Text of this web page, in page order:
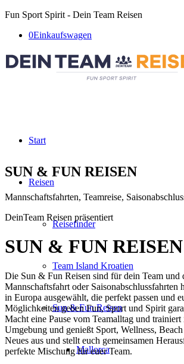
Fun Sport Spirit - Dein Team Reisen
0Einkaufswagen
Start
Reisen
Reisefinder
Team Island Kroatien
Sun & Fun Reisen
Mallorca
SUN & FUN REISEN
Mannschaftsfahrten, Teamreise,
DeinTeam Reisen präsentiert
SUN & FUN REISEN
Die Sun & Fun Reisen sind für dein Team und
Mannschaftsfahrt oder Saisonabschlussfahrten
in Europa ausgewählt, die perfekt passen und
Möglichkeiten geben Fun, Sport und Spirit
Macht eine Pause vom Teamalltag und
Umgebung und genießt Sport, Wellness,
Neues aus und stellt euch gemeinsamen
perfekte Mischung für euer Team.